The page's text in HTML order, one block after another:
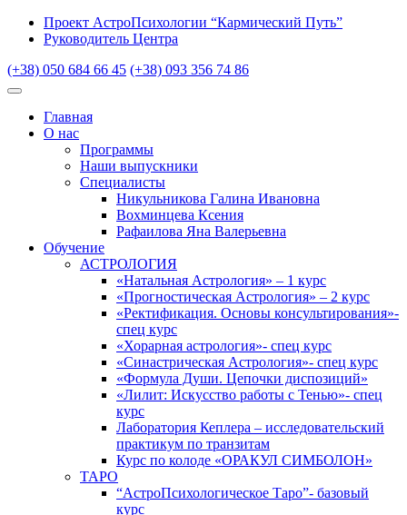
Проект АстроПсихологии “Кармический Путь”
Руководитель Центра
(+38) 050 684 66 45 (+38) 093 356 74 86
Главная
О нас
Программы
Наши выпускники
Специалисты
Никульникова Галина Ивановна
Вохминцева Ксения
Рафаилова Яна Валерьевна
Обучение
АСТРОЛОГИЯ
«Натальная Астрология» – 1 курс
«Прогностическая Астрология» – 2 курс
«Ректификация. Основы консультирования»-
спец курс
«Хорарная астрология»- спец курс
«Синастрическая Астрология»- спец курс
«Формула Души. Цепочки диспозиций»
«Лилит: Искусство работы с Тенью»- спец
курс
Лаборатория Кеплера – исследовательский
практикум по транзитам
Курс по колоде «ОРАКУЛ СИМБОЛОН»
ТАРО
“АстроПсихологическое Таро”- базовый
курс